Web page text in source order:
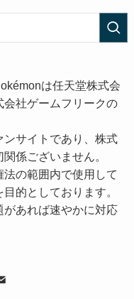
は任天堂株式会
社ゲームフリークの
サイトであり、株式
係ございません。
の範囲内で使用して
的としております。
あれば速やかに対応